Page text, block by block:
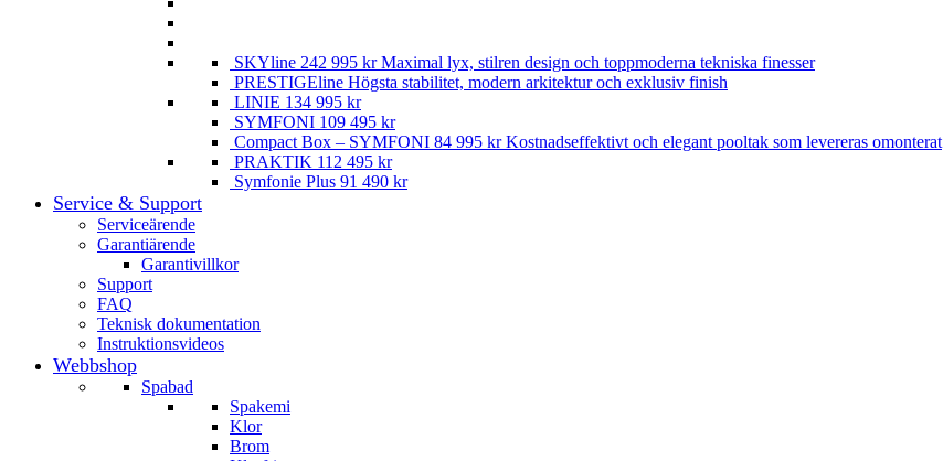
SKYline 242 995 kr Maximal lyx, stilren design och toppmoderna tekniska finesser
PRESTIGEline Högsta stabilitet, modern arkitektur och exklusiv finish
LINIE 134 995 kr
SYMFONI 109 495 kr
Compact Box – SYMFONI 84 995 kr Kostnadseffektivt och elegant pooltak som levereras omonterat
PRAKTIK 112 495 kr
Symfonie Plus 91 490 kr
Service & Support
Serviceärende
Garantiärende
Garantivillkor
Support
FAQ
Teknisk dokumentation
Instruktionsvideos
Webbshop
Spabad
Spakemi
Klor
Brom